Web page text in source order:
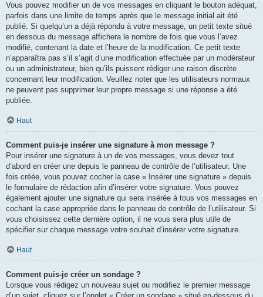
Vous pouvez modifier un de vos messages en cliquant le bouton adéquat,
parfois dans une limite de temps après que le message initial ait été
publié. Si quelqu’un a déjà répondu à votre message, un petit texte situé
en dessous du message affichera le nombre de fois que vous l’avez
modifié, contenant la date et l’heure de la modification. Ce petit texte
n’apparaîtra pas s’il s’agit d’une modification effectuée par un modérateur
ou un administrateur, bien qu’ils puissent rédiger une raison discrète
concernant leur modification. Veuillez noter que les utilisateurs normaux
ne peuvent pas supprimer leur propre message si une réponse a été
publiée.
Haut
Comment puis-je insérer une signature à mon message ?
Pour insérer une signature à un de vos messages, vous devez tout
d’abord en créer une depuis le panneau de contrôle de l’utilisateur. Une
fois créée, vous pouvez cocher la case « Insérer une signature » depuis
le formulaire de rédaction afin d’insérer votre signature. Vous pouvez
également ajouter une signature qui sera insérée à tous vos messages en
cochant la case appropriée dans le panneau de contrôle de l’utilisateur. Si
vous choisissez cette dernière option, il ne vous sera plus utile de
spécifier sur chaque message votre souhait d’insérer votre signature.
Haut
Comment puis-je créer un sondage ?
Lorsque vous rédigez un nouveau sujet ou modifiez le premier message